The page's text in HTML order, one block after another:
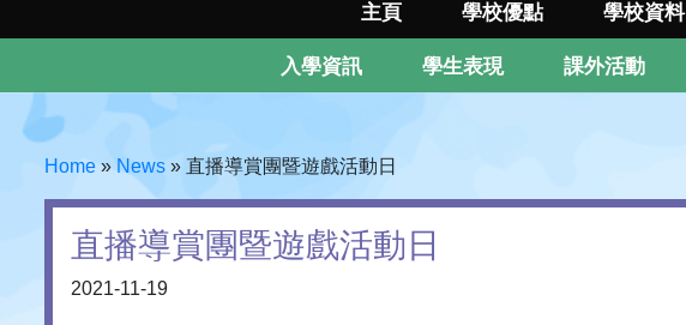
主頁 學校優點 學校資料
入學資訊 學生表現 課外活動
Home » News » 直播導賞團暨遊戲活動日
直播導賞團暨遊戲活動日
2021-11-19